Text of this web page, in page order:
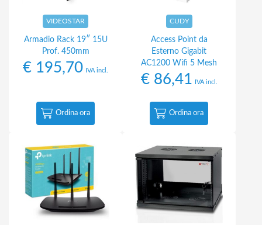
VIDEOSTAR
Armadio Rack 19″ 15U
Prof. 450mm
€ 195,70 IVA incl.
Ordina ora
CUDY
Access Point da
Esterno Gigabit
AC1200 Wifi 5 Mesh
€86,41 IVA incl.
Ordina ora